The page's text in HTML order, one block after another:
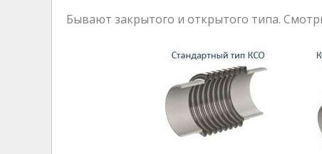
Бывают закрытого и открытого типа.